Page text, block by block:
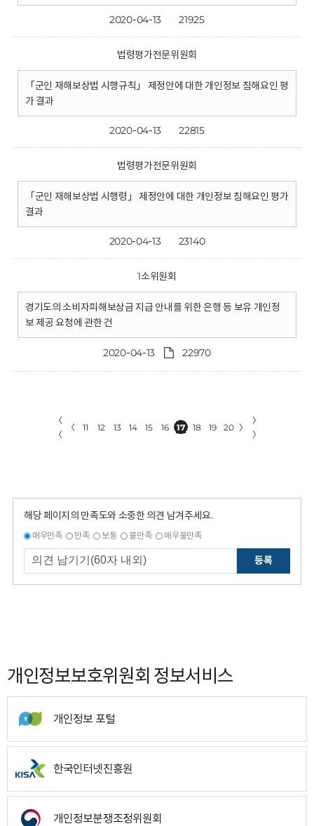
2020-04-13 21925
법령평가전문위원회
「군인 재해보상법 시행규칙」 제정안에 대한 개인정보 침해요인 평
가 결과
2020-04-13 22815
법령평가전문위원회
「군인 재해보상법 시행령」 제정안에 대한 개인정보 침해요인 평가
결과
2020-04-13 23140
1소위원회
경기도의 소비자피해보상금 지급 안내를 위한 은행 등 보유 개인정
보 제공 요청에 관한 건
2020-04-13 22970
〈
〈
〈 11 12 13 14 15 16 17 18 19 20 〉
〉
〉
해당 페이지의 만족도와 소중한 의견 남겨주세요.
매우만족 만족 보통 불만족 매우불만족
등록
개인정보보호위원회 정보서비스
개인정보 포털
한국인터넷진흥원
개인정보분쟁조정위원회